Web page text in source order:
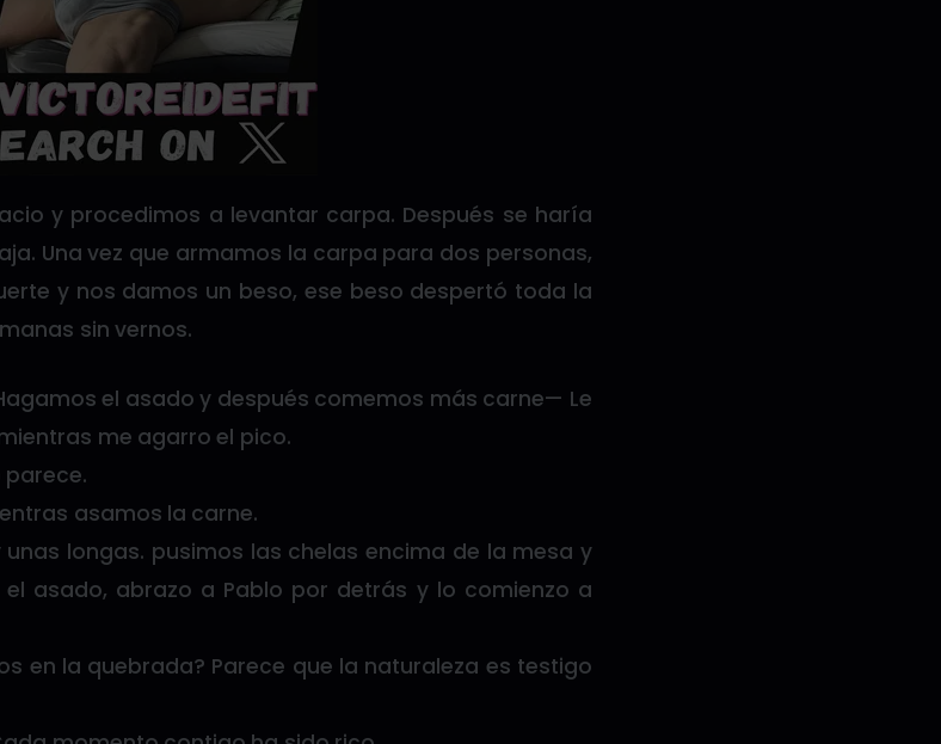
y procedimos a levantar carpa. Después se haría
Una vez que armamos la carpa para dos personas,
y nos damos un beso, ese beso despertó toda la
sin vernos.
el asado y después comemos más carne— Le
me agarro el pico.
asamos la carne.
longas. pusimos las chelas encima de la mesa y
asado, abrazo a Pablo por detrás y lo comienzo a
en la quebrada? Parece que la naturaleza es testigo